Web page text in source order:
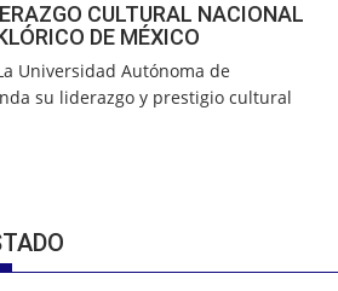
CULTURAL NACIONAL
DE MÉXICO
Universidad Autónoma de
su liderazgo y prestigio cultural